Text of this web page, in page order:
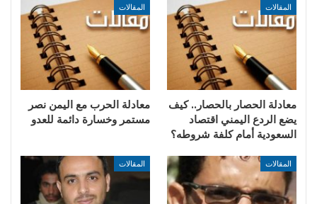
المقالات
معادلة الحصار بالحصار.. كيف
يضع الردع اليمني اقتصاد
السعودية أمام كلفة شروطه؟
المقالات
​معادلة الحرب مع اليمن نصر
مستمر وخسارة دائمة للعدو
المقالات المقالات